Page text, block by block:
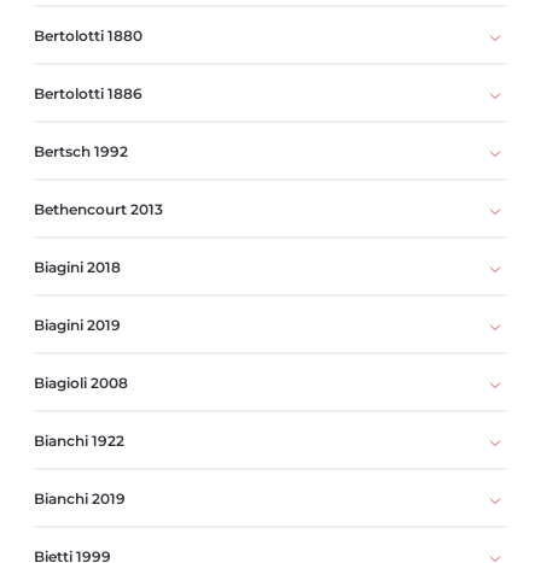
Bertolotti 1880
Bertolotti 1886
Bertsch 1992
Bethencourt 2013
Biagini 2018
Biagini 2019
Biagioli 2008
Bianchi 1922
Bianchi 2019
Bietti 1999